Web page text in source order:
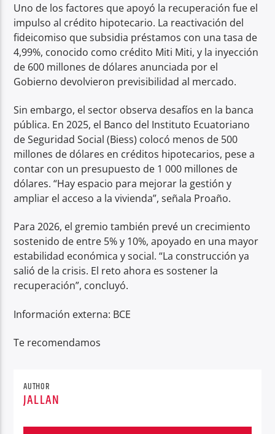
Uno de los factores que apoyó la recuperación fue el
impulso al crédito hipotecario. La reactivación del
fideicomiso que subsidia préstamos con una tasa de
4,99%, conocido como crédito Miti Miti, y la inyección
de 600 millones de dólares anunciada por el
Gobierno devolvieron previsibilidad al mercado.
Sin embargo, el sector observa desafíos en la banca
pública. En 2025, el Banco del Instituto Ecuatoriano
de Seguridad Social (Biess) colocó menos de 500
millones de dólares en créditos hipotecarios, pese a
contar con un presupuesto de 1 000 millones de
dólares. “Hay espacio para mejorar la gestión y
ampliar el acceso a la vivienda”, señala Proaño.
Para 2026, el gremio también prevé un crecimiento
sostenido de entre 5% y 10%, apoyado en una mayor
estabilidad económica y social. “La construcción ya
salió de la crisis. El reto ahora es sostener la
recuperación”, concluyó.
Información externa: BCE
Te recomendamos
AUTHOR
JALLAN